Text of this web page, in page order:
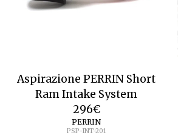
Aspirazione PERRIN Short
Ram Intake System
296€
PERRIN
PSP-INT-201